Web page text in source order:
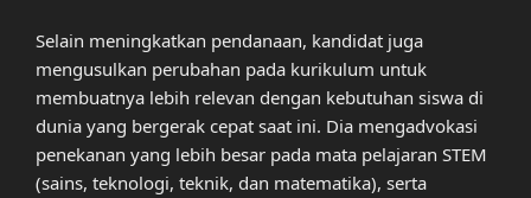
Selain meningkatkan pendanaan, kandidat juga
mengusulkan perubahan pada kurikulum untuk
membuatnya lebih relevan dengan kebutuhan siswa di
dunia yang bergerak cepat saat ini. Dia mengadvokasi
penekanan yang lebih besar pada mata pelajaran STEM
(sains, teknologi, teknik, dan matematika), serta